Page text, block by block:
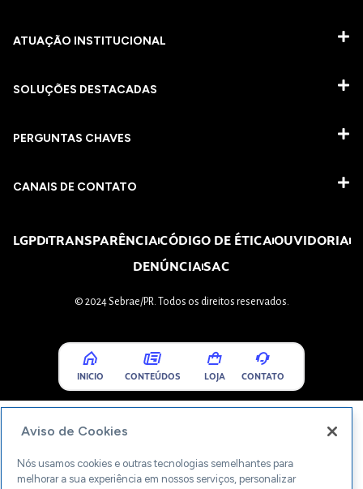
ATUAÇÃO INSTITUCIONAL
SOLUÇÕES DESTACADAS
PERGUNTAS CHAVES​
CANAIS DE CONTATO
LGPDTRANSPARÊNCIACÓDIGO DE ÉTICAOUVIDORIA
DENÚNCIASAC
© 2024 Sebrae/PR. Todos os direitos reservados.
INICIO CONTEÚDOS LOJA CONTATO
Aviso de Cookies
Nós usamos cookies e outras tecnologias semelhantes para
melhorar a sua experiência em nossos serviços, personalizar